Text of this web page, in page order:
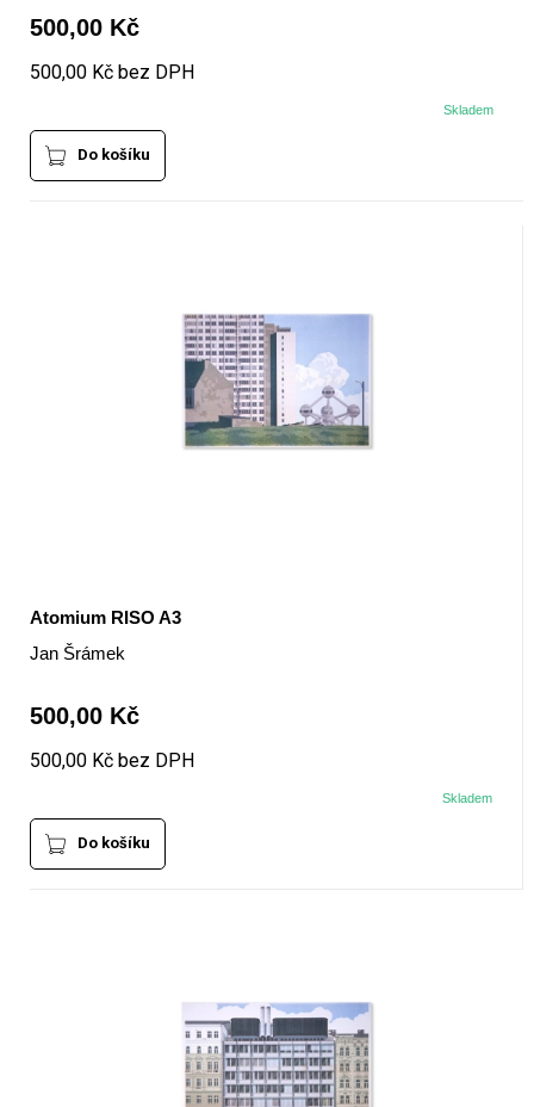
500,00 Kč
500,00 Kč bez DPH
Skladem
Do košíku
Atomium RISO A3
Jan Šrámek
500,00 Kč
500,00 Kč bez DPH
Skladem
Do košíku